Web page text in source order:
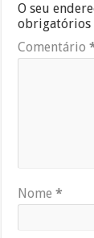
O seu
obrigatórios
Comentário
Nome*